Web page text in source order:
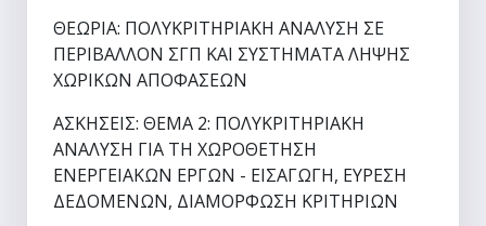
ΘΕΩΡΙΑ: ΠΟΛΥΚΡΙΤΗΡΙΑΚΗ ΑΝΑΛΥΣΗ ΣΕ
ΠΕΡΙΒΑΛΛΟΝ ΣΓΠ ΚΑΙ ΣΥΣΤΗΜΑΤΑ ΛΗΨΗΣ
ΧΩΡΙΚΩΝ ΑΠΟΦΑΣΕΩΝ
ΑΣΚΗΣΕΙΣ: ΘΕΜΑ 2: ΠΟΛΥΚΡΙΤΗΡΙΑΚΗ
ΑΝΑΛΥΣΗ ΓΙΑ ΤΗ ΧΩΡΟΘΕΤΗΣΗ
ΕΝΕΡΓΕΙΑΚΩΝ ΕΡΓΩΝ - ΕΙΣΑΓΩΓΗ, ΕΥΡΕΣΗ
ΔΕΔΟΜΕΝΩΝ, ΔΙΑΜΟΡΦΩΣΗ ΚΡΙΤΗΡΙΩΝ